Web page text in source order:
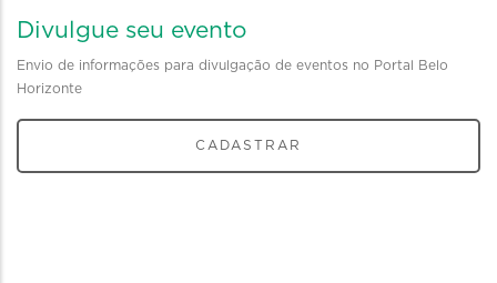
Divulgue seu evento
Envio de informações para divulgação de eventos no Portal Belo
Horizonte
CADASTRAR